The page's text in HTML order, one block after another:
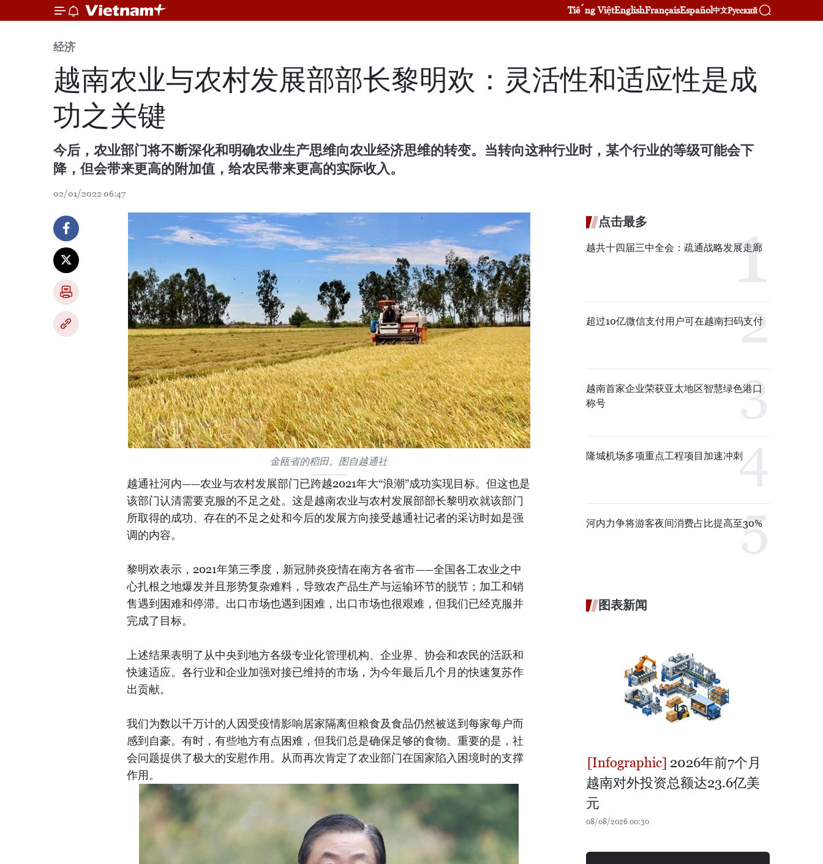
Tiếng ViệtEnglishFrançaisEspañol中文Русский
经济
越南农业与农村发展部部长黎明欢：灵活性和适应性是成
功之关键
今后，农业部门将不断深化和明确农业生产思维向农业经济思维的转变。当转向这种行业时，某个行业的等级可能会下
降，但会带来更高的附加值，给农民带来更高的实际收入。
02/01/2022 06:47
金瓯省的稻田。图自越通社
越通社河内——农业与农村发展部门已跨越2021年大“浪潮”成功实现目标。但这也是
该部门认清需要克服的不足之处。这是越南农业与农村发展部部长黎明欢就该部门
所取得的成功、存在的不足之处和今后的发展方向接受越通社记者的采访时如是强
调的内容。
黎明欢表示，2021年第三季度，新冠肺炎疫情在南方各省市——全国各工农业之中
心扎根之地爆发并且形势复杂难料，导致农产品生产与运输环节的脱节；加工和销
售遇到困难和停滞。出口市场也遇到困难，出口市场也很艰难，但我们已经克服并
完成了目标。
上述结果表明了从中央到地方各级专业化管理机构、企业界、协会和农民的活跃和
快速适应。各行业和企业加强对接已维持的市场，为今年最后几个月的快速复苏作
出贡献。
我们为数以千万计的人因受疫情影响居家隔离但粮食及食品仍然被送到每家每户而
感到自豪。有时，有些地方有点困难，但我们总是确保足够的食物。重要的是，社
会问题提供了极大的安慰作用。从而再次肯定了农业部门在国家陷入困境时的支撑
作用。
点击最多
越共十四届三中全会：疏通战略发展走廊
超过10亿微信支付用户可在越南扫码支付
越南首家企业荣获亚太地区智慧绿色港口
称号
隆城机场多项重点工程项目加速冲刺
河内力争将游客夜间消费占比提高至30%
图表新闻
2026年前7个月
越南对外投资总额达23.6亿美
元
08/08/2026 00:30